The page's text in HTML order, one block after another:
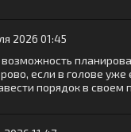
2026 01:45
возможность
если в голове
порядок в